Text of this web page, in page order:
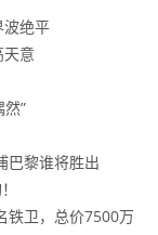
波绝平
意
”
巴黎谁将胜出
铁卫，总价7500万